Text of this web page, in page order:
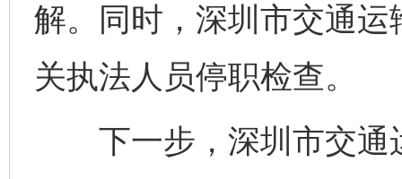
解。同时，深圳市交通
关执法人员停职检查。
下一步，深圳市交通